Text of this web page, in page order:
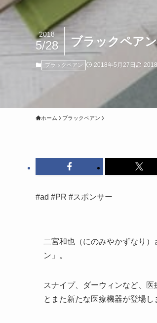
ブラックペア
2018
5/28
ブラックペアン 2018年5月27日
ホーム ブラックペアン
#ad #PR #スポンサー
二宮和也（にのみやかずなり
ン」。
スナイプ、ダーウィンなど、
とまた新たな医療機器が登場し